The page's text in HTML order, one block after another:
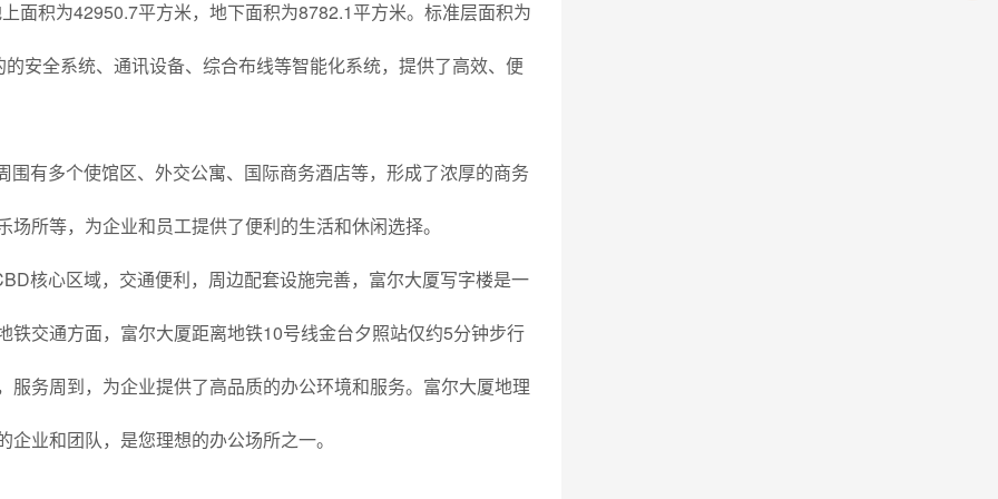
面积为42950.7平方米，地下面积为8782.1平方米。标准层面积为
安全系统、通讯设备、综合布线等智能化系统，提供了高效、便
有多个使馆区、外交公寓、国际商务酒店等，形成了浓厚的商务
所等，为企业和员工提供了便利的生活和休闲选择。
核心区域，交通便利，周边配套设施完善，富尔大厦写字楼是一
铁交通方面，富尔大厦距离地铁10号线金台夕照站仅约5分钟步行
服务周到，为企业提供了高品质的办公环境和服务。 富尔大厦地理
业和团队，是您理想的办公场所之一。